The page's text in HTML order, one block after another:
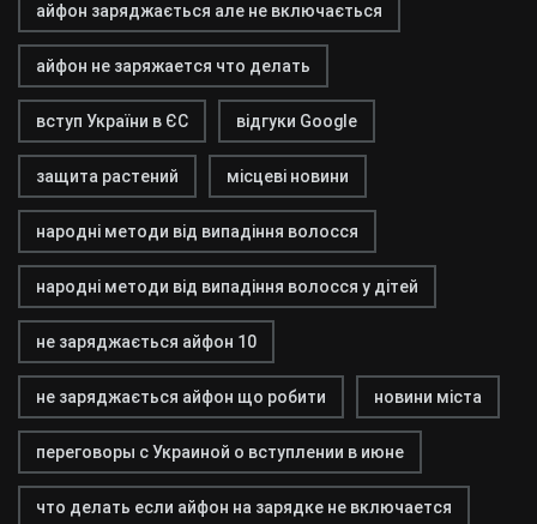
айфон заряджається але не включається
айфон не заряжается что делать
вступ України в ЄС відгуки Google
защита растений місцеві новини
народні методи від випадіння волосся
народні методи від випадіння волосся у дітей
не заряджається айфон 10
не заряджається айфон що робити новини міста
переговоры с Украиной о вступлении в июне
что делать если айфон на зарядке не включается